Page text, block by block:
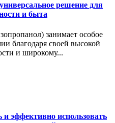
решение для
и быта
занимает особое
благодаря своей высокой
и широкому...
эффективно использовать